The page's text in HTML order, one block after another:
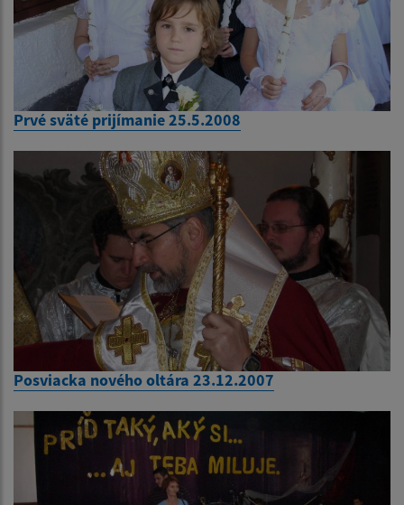
Prvé sväté prijímanie 25.5.2008
Posviacka nového oltára 23.12.2007